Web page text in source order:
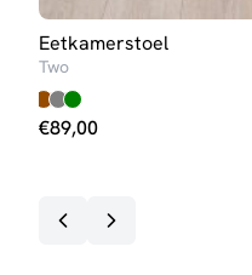
Eetkamerstoel
Two
€89,00